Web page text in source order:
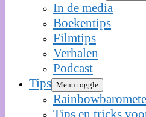
In de media
Boekentips
Filmtips
Verhalen
Podcast
Tips Menu toggle
Tips en tricks